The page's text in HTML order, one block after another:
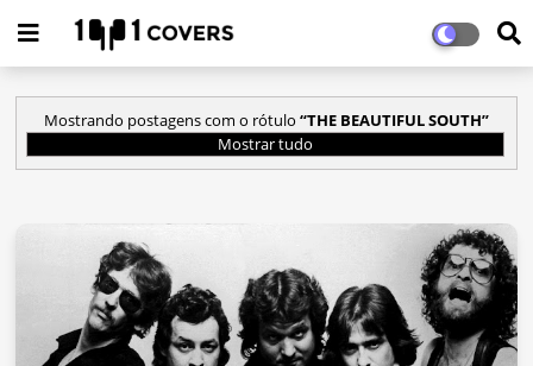
Mostrando postagens com o rótulo THE BEAUTIFUL SOUTH
Mostrar tudo